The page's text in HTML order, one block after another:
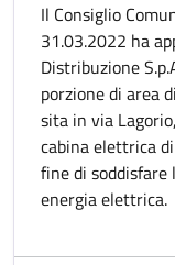
Il Consiglio
31.03.2022 ha
Distribuzione
porzione di area
sita in via
cabina elettrica
fine di
energia elettrica.